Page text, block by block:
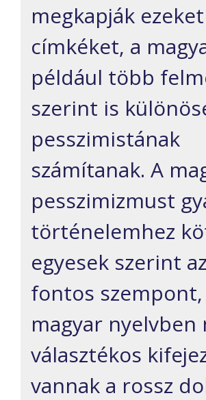
megkapják
címkéket, a
például több
szerint is
pesszimistának
számítanak. A
pesszimizmust
történelemhez
egyesek szerint
fontos szempont,
magyar nyelvben
választékos
vannak a rossz